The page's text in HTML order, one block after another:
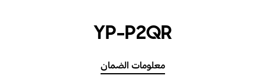
YP-P2QR
معلومات الضمان